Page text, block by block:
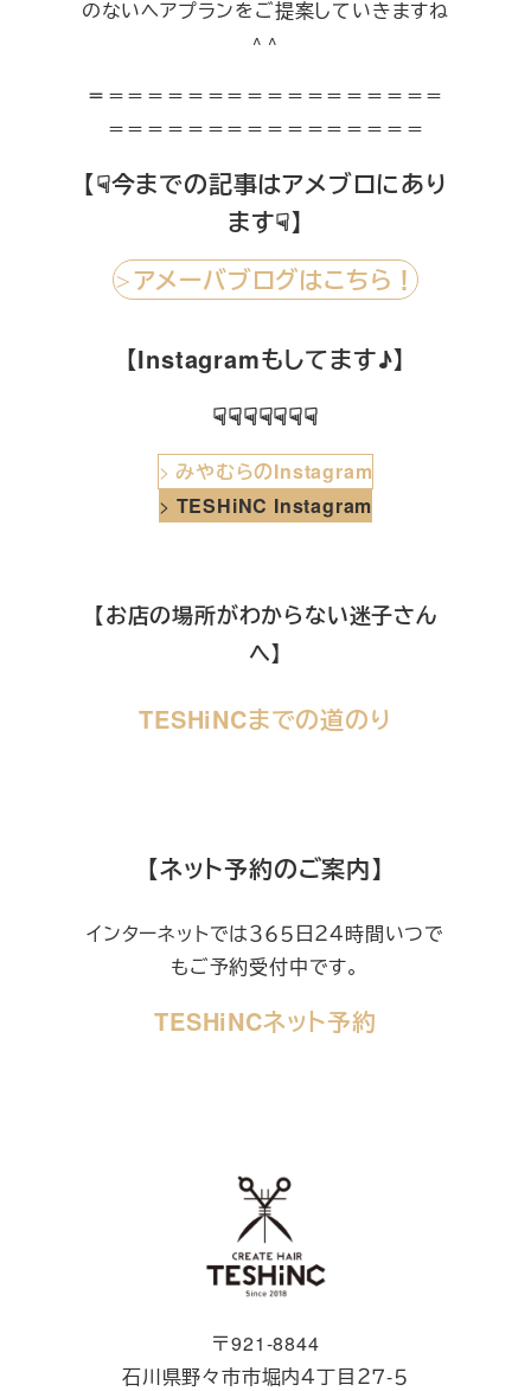
のないヘアプランをご提案していきますね
^ ^
＝ ＝＝＝＝＝＝＝＝＝＝＝＝＝＝＝＝＝
＝＝＝＝＝＝＝＝＝＝＝＝＝＝＝＝
【☟今までの記事はアメブロにあり
ます☟】
＞アメーバブログはこちら！
【Instagramもしてます♪】
☟☟☟☟☟☟☟
>みやむらのInstagram
> TESHiNC Instagram
【お店の場所がわからない迷子さん
へ】
TESHiNCまでの道のり
【ネット予約のご案内】
インターネットでは３６５日２４時間いつで
もご予約受付中です。
TESHiNCネット予約
〒921-8844
石川県野々市市堀内４丁目２７-５